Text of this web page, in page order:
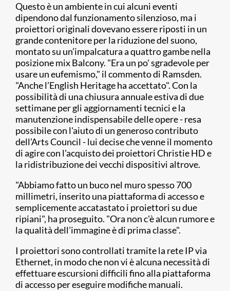
Questo è un ambiente in cui alcuni eventi
dipendono dal funzionamento silenzioso, ma i
proiettori originali dovevano essere riposti in un
grande contenitore per la riduzione del suono,
montato su un’impalcatura a quattro gambe nella
posizione mix Balcony. "Era un po' sgradevole per
usare un eufemismo," il commento di Ramsden.
"Anche l’English Heritage ha accettato". Con la
possibilità di una chiusura annuale estiva di due
settimane per gli aggiornamenti tecnici e la
manutenzione indispensabile delle opere - resa
possibile con l'aiuto di un generoso contributo
dell’Arts Council - lui decise che venne il momento
di agire con l'acquisto dei proiettori Christie HD e
la ridistribuzione dei vecchi dispositivi altrove.
"Abbiamo fatto un buco nel muro spesso 700
millimetri, inserito una piattaforma di accesso e
semplicemente accatastato i proiettori su due
ripiani", ha proseguito. "Ora non c'è alcun rumore e
la qualità dell'immagine è di prima classe".
I proiettori sono controllati tramite la rete IP via
Ethernet, in modo che non vi è alcuna necessità di
effettuare escursioni difficili fino alla piattaforma
di accesso per eseguire modifiche manuali.